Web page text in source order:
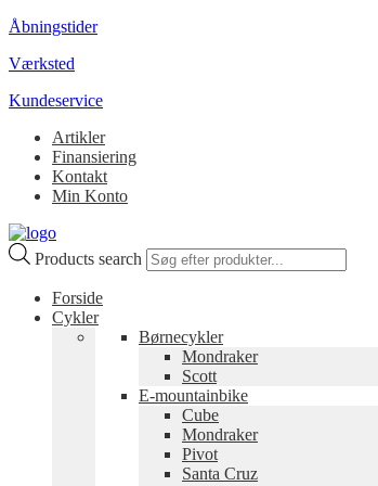
Åbningstider
Værksted
Kundeservice
Artikler
Finansiering
Kontakt
Min Konto
Products search
Forside
Cykler
Børnecykler
Mondraker
Scott
E-mountainbike
Cube
Mondraker
Pivot
Santa Cruz